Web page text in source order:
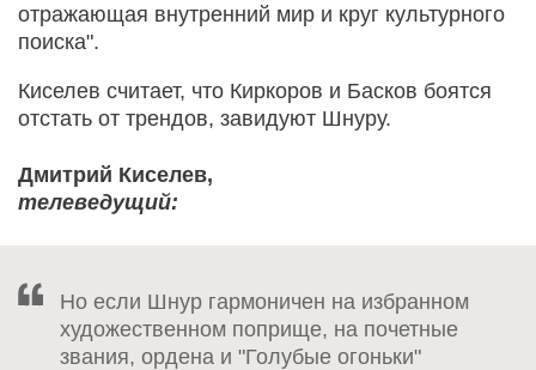
отражающая внутренний мир и круг культурного
поиска".
Киселев считает, что Киркоров и Басков боятся
отстать от трендов, завидуют Шнуру.
Дмитрий Киселев,
телеведущий:
Но если Шнур гармоничен на избранном
художественном поприще, на почетные
звания, ордена и "Голубые огоньки"